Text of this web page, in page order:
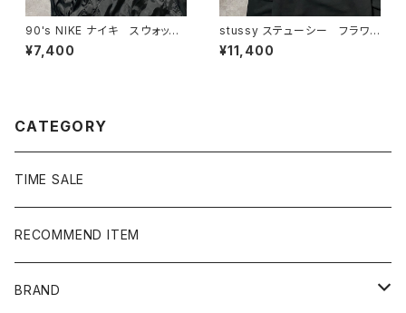
90's NIKE ナイキ スウォッシ
ュ 刺繍ワンポイント ハーフ
ジップ ナイロンプルオーバー
¥7,400
stussy ステューシー フラワ
ーグラフィック バックプリン
ト ブラック 黒 スウェット
¥11,400
CATEGORY
TIME SALE
RECOMMEND ITEM
BRAND